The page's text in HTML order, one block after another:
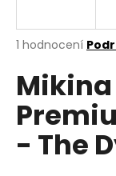
Průměrné
produktu
je
4,0
hvězdiček.
1 hodnocení
- The
j
t
?